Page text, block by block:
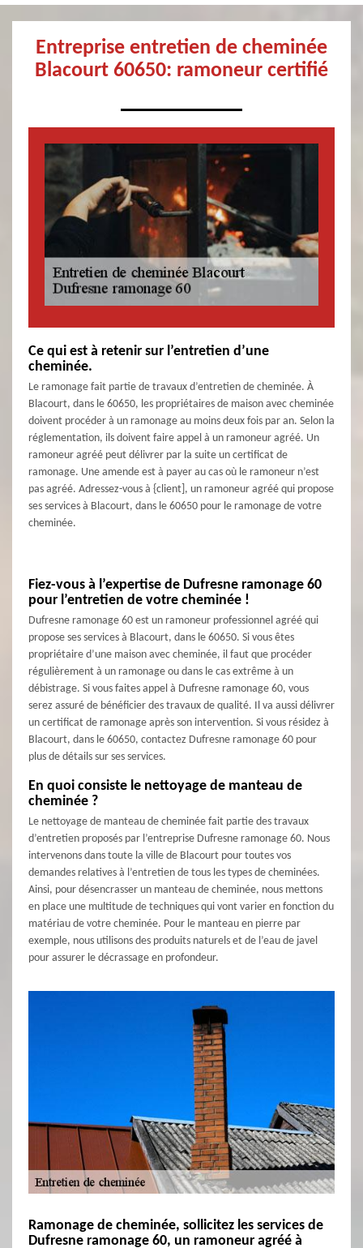
Entreprise entretien de cheminée
Blacourt 60650: ramoneur certifié
Ce qui est à retenir sur l’entretien d’une
cheminée.
Le ramonage fait partie de travaux d’entretien de cheminée. À
Blacourt, dans le 60650, les propriétaires de maison avec cheminée
doivent procéder à un ramonage au moins deux fois par an. Selon la
réglementation, ils doivent faire appel à un ramoneur agréé. Un
ramoneur agréé peut délivrer par la suite un certificat de
ramonage. Une amende est à payer au cas où le ramoneur n’est
pas agréé. Adressez-vous à {client], un ramoneur agréé qui propose
ses services à Blacourt, dans le 60650 pour le ramonage de votre
cheminée.
Fiez-vous à l’expertise de Dufresne ramonage 60
pour l’entretien de votre cheminée !
Dufresne ramonage 60 est un ramoneur professionnel agréé qui
propose ses services à Blacourt, dans le 60650. Si vous êtes
propriétaire d’une maison avec cheminée, il faut que procéder
régulièrement à un ramonage ou dans le cas extrême à un
débistrage. Si vous faites appel à Dufresne ramonage 60, vous
serez assuré de bénéficier des travaux de qualité. Il va aussi délivrer
un certificat de ramonage après son intervention. Si vous résidez à
Blacourt, dans le 60650, contactez Dufresne ramonage 60 pour
plus de détails sur ses services.
En quoi consiste le nettoyage de manteau de
cheminée ?
Le nettoyage de manteau de cheminée fait partie des travaux
d’entretien proposés par l’entreprise Dufresne ramonage 60. Nous
intervenons dans toute la ville de Blacourt pour toutes vos
demandes relatives à l’entretien de tous les types de cheminées.
Ainsi, pour désencrasser un manteau de cheminée, nous mettons
en place une multitude de techniques qui vont varier en fonction du
matériau de votre cheminée. Pour le manteau en pierre par
exemple, nous utilisons des produits naturels et de l’eau de javel
pour assurer le décrassage en profondeur.
Ramonage de cheminée, sollicitez les services de
Dufresne ramonage 60, un ramoneur agréé à